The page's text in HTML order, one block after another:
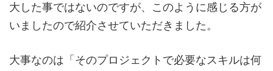
大した事ではないのですが、このように感じる方が
いましたので紹介させていただきました。
大事なのは「そのプロジェクトで必要なスキルは何